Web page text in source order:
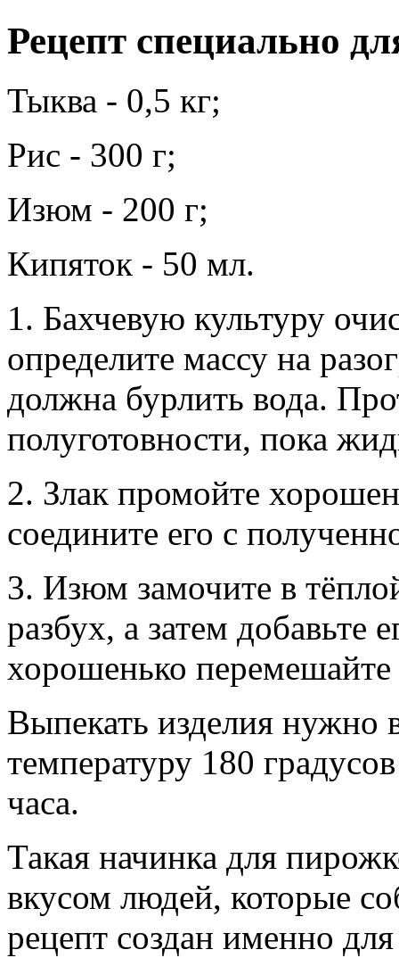
Рецепт специально
Тыква - 0,5 кг;
Рис - 300 г;
Изюм - 200 г;
Кипяток - 50 мл.
1. Бахчевую культуру
определите массу на
должна бурлить вода.
полуготовности, пока
2. Злак промойте
соедините его с
3. Изюм замочите в
разбух, а затем добавьте
хорошенько перемешайте
Выпекать изделия нужно
температуру 180
часа.
Такая начинка для
вкусом людей, которые
рецепт создан именно